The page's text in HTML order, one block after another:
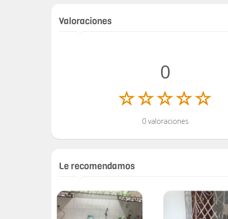
Valoraciones
0
0 valoraciones
Le recomendamos